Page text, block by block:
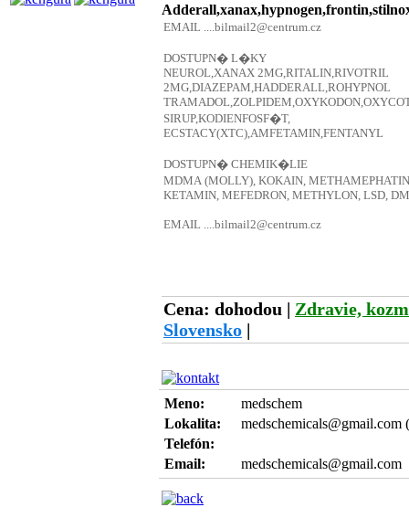
Cena: dohodou | Zdravie,
Slovensko |
Meno:
medschem
Lokalita:
medschemicals@gmail.com
Telefón:
Email:
medschemicals@gmail.com